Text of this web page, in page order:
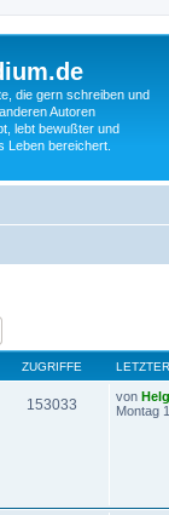
die gern schreiben und
Autoren
lebt bewußter und
Leben bereichert.
ZUGRIFFE
153033 von
Montag